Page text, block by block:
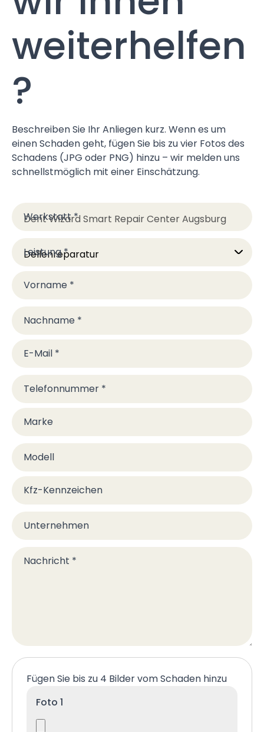
weiterhelfen
?
Beschreiben Sie Ihr Anliegen kurz. Wenn es um
einen Schaden geht, fügen Sie bis zu vier Fotos des
Schadens (JPG oder PNG) hinzu – wir melden uns
schnellstmöglich mit einer Einschätzung.
Werkstatt*
Leistung*
Vorname *
Nachname *
E-Mail *
Telefonnummer *
Marke
Modell
Kfz-Kennzeichen
Unternehmen
Nachricht *
Fügen Sie bis zu 4 Bilder vom Schaden hinzu
Foto 1